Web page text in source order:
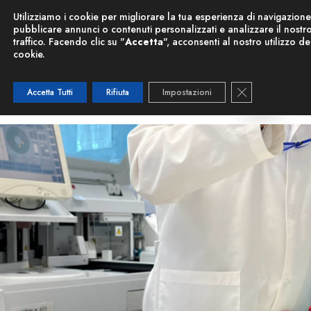
Nuova Risonanza Magnetica
Utilizziamo i cookie per migliorare la tua esperienza di
pubblicare annunci o contenuti personalizzati e analizzare il
traffico. Facendo clic su "Accetta", acconsenti al nostro utilizzo
cookie.
Accetta Tutti Rifiuta Impostazioni Close GDPR